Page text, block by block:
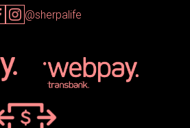
@sherpalife